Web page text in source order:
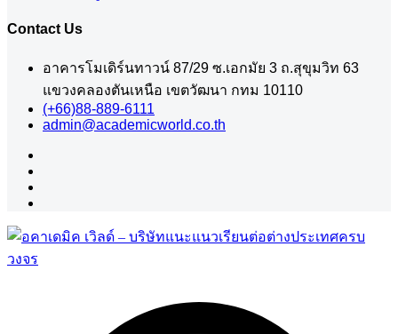
Contact Us
อาคารโมเดิร์นทาวน์ 87/29 ซ.เอกมัย 3 ถ.สุขุมวิท 63
แขวงคลองตันเหนือ เขตวัฒนา กทม 10110
(+66)88-889-6111
admin@academicworld.co.th